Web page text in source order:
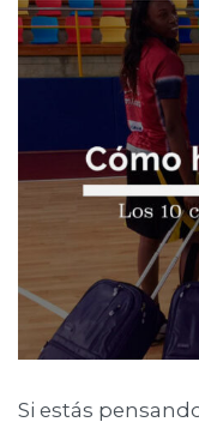
Si estás